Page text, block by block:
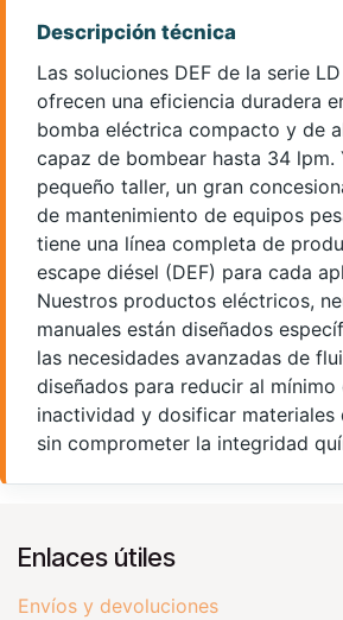
Las soluciones DEF de la serie
ofrecen una eficiencia duradera
bomba eléctrica compacto y de
capaz de bombear hasta 34 lpm.
pequeño taller, un gran
de mantenimiento de equipos
tiene una línea completa de
escape diésel (DEF) para cada
Nuestros productos eléctricos,
manuales están diseñados
las necesidades avanzadas de
diseñados para reducir al
inactividad y dosificar materiales
sin comprometer la integridad
Enlaces útiles
Envíos y devoluciones